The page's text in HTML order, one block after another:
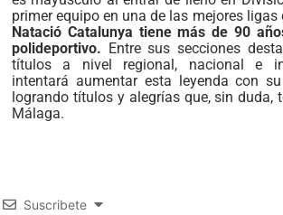
primer equipo en una de las mejores ligas
Natació Catalunya tiene más de 90
polideportivo. Entre sus secciones
títulos a nivel regional, nacional e
intentará aumentar esta leyenda con
logrando títulos y alegrías que, sin duda,
Málaga.
Suscribete